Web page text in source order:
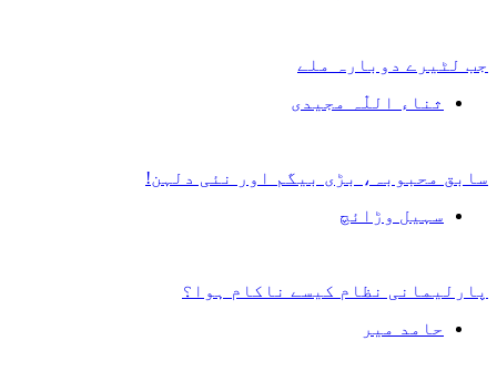
جب لٹیرے دوبارہ ملے
ثناء اللّٰہ مجیدی
سابق محبوبہ، بڑی بیگم اور نئی دلہن!
سہیل وڑائچ
پارلیمانی نظام کیسے ناکام ہوا؟
حامد میر